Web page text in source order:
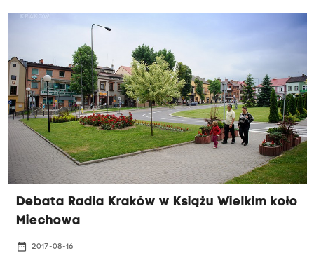
rozmawialiśmy m.in. o tym, jak będzie wyglądać
"nowe życie" krakowskich kierowców. Jedną ze
zmian będzie nocne parkowanie - system,
którego w Krakowie jeszcze nie było.
Debata Radia Kraków w Książu Wielkim koło
Miechowa
date_range 2017-08-16